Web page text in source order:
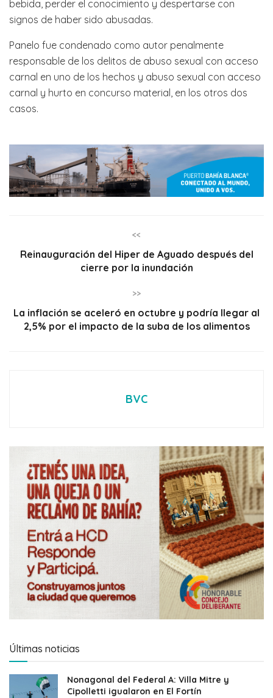
bebida, perder el conocimiento y despertarse con
signos de haber sido abusadas.
Panelo fue condenado como autor penalmente
responsable de los delitos de abuso sexual con acceso
carnal en uno de los hechos y abuso sexual con acceso
carnal y hurto en concurso material, en los otros dos
casos.
<<
Reinauguración del Hiper de Aguado después del
cierre por la inundación
>>
La inflación se aceleró en octubre y podría llegar al
2,5% por el impacto de la suba de los alimentos
BVC
Últimas noticias
Nonagonal del Federal A: Villa Mitre y
Cipolletti igualaron en El Fortín